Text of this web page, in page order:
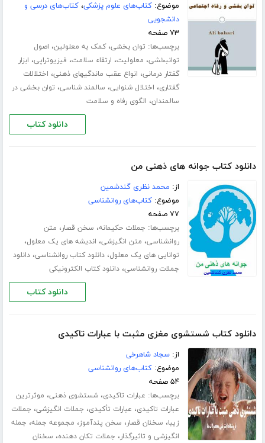
موضوع:کتاب‌های علوم پزشکی،کتاب‌های درسی و
دانشجویی
۷۳ صفحه
برچسب‌ها: توان بخشی،کمک به معلولین، اصول
توانبخشی، معلولیت، ارتقاء سلامت، فیزیوتراپی، ابزار
گفتار درمانی، انواع عقب ماندگیهای ذهنی، اختلالات
گفتاری، اختلال شنوایی، سالمند شناسی، توان بخشی در
سالمندان، الگوی رفاه و سلامت
دانلود کتاب
دانلود کتاب جوانه های ذهنی من
از: محمد نظری گندشمین
موضوع:کتاب‌های روانشناسی
۷۷ صفحه
برچسب‌ها: جملات حکیمانه، سخن قصار، متن
روانشناسی، متن انگیزشی، اندیشه های یک معلول،
توانایی های یک معلول،دانلود کتاب روانشناسی،دانلود
جملات روانشناسی،دانلود کتاب الکترونیکی
دانلود کتاب
دانلود کتاب شستشوی مغزی مثبت با عبارات تاکیدی
از:سجاد شاهرخی
موضوع:کتاب‌های روانشناسی
۵۴ صفحه
برچسب‌ها: عبارات تاکیدی،شستشوی ذهنی، موثرترین
عبارات تاکیدی، عبارات تأکیدی، جملات انگیزشی، جملات
زیبا، سخنان قصار، سخن پندآموز، مجموعه جمله، جمله
انگیزشی و تاثیرگذار، جملات تکان دهنده، سخنان